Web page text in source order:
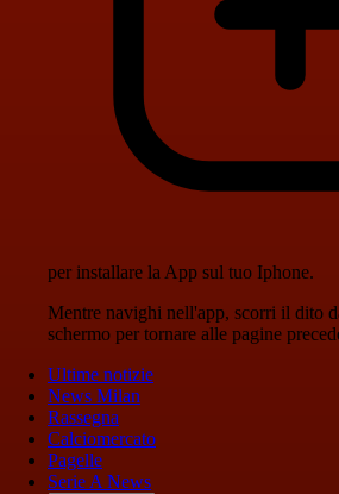
per installare la App sul tuo Iphone.
Mentre navighi nell'app, scorri il dito
schermo per tornare alle pagine
Ultime notizie
News Milan
Rassegna
Calciomercato
Pagelle
Serie A News